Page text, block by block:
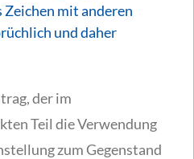
Zeichen mit anderen
und daher
der im
Teil die Verwendung
zum Gegenstand